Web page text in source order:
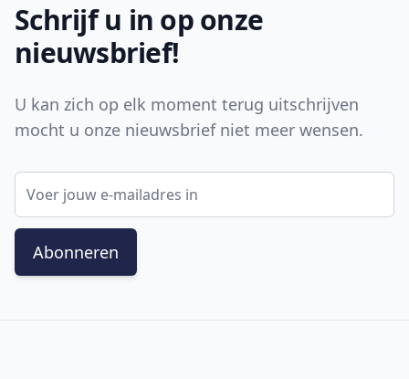
Schrijf u in op onze
nieuwsbrief!
U kan zich op elk moment terug uitschrijven
mocht u onze nieuwsbrief niet meer wensen.
E-mail adres
Abonneren